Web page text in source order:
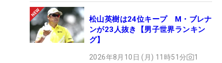
松山英樹は24位キープ M・ブレナ
ンが23人抜き【男子世界ランキン
グ】
2026年8月10日 (月) 11時51分 1